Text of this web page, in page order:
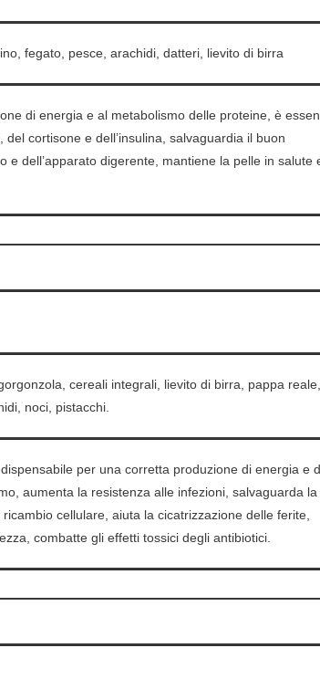
fegato, pesce, arachidi, datteri, lievito di birra
di energia e al metabolismo delle proteine, è
cortisone e dell’insulina, salvaguardia il buon
e dell’apparato digerente, mantiene la pelle in salute
cereali integrali, lievito di birra, pappa reale,
noci, pistacchi.
per una corretta produzione di energia e
aumenta la resistenza alle infezioni, salvaguarda la
cellulare, aiuta la cicatrizzazione delle ferite,
combatte gli effetti tossici degli antibiotici.